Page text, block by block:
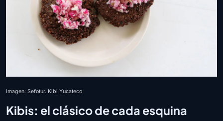
Imagen: Sefotur. Kibi Yucateco
Kibis: el clásico de cada esquina